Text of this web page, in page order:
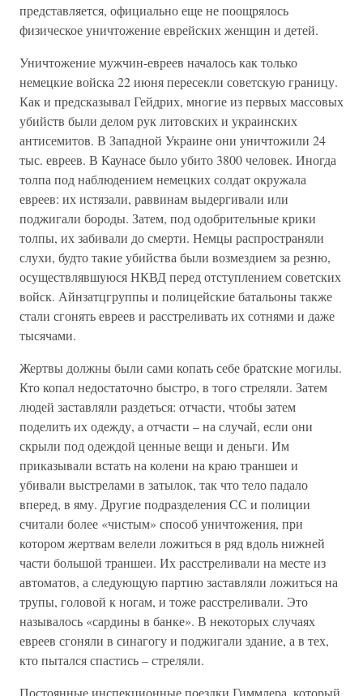
представляется, официально еще не поощрялось
физическое уничтожение еврейских женщин и детей.
Уничтожение мужчин-евреев началось как только
немецкие войска 22 июня пересекли советскую границу.
Как и предсказывал Гейдрих, многие из первых массовых
убийств были делом рук литовских и украинских
антисемитов. В Западной Украине они уничтожили 24
тыс. евреев. В Каунасе было убито 3800 человек. Иногда
толпа под наблюдением немецких солдат окружала
евреев: их истязали, раввинам выдергивали или
поджигали бороды. Затем, под одобрительные крики
толпы, их забивали до смерти. Немцы распространяли
слухи, будто такие убийства были возмездием за резню,
осуществлявшуюся НКВД перед отступлением советских
войск. Айнзатцгруппы и полицейские батальоны также
стали сгонять евреев и расстреливать их сотнями и даже
тысячами.
Жертвы должны были сами копать себе братские могилы.
Кто копал недостаточно быстро, в того стреляли. Затем
людей заставляли раздеться: отчасти, чтобы затем
поделить их одежду, а отчасти – на случай, если они
скрыли под одеждой ценные вещи и деньги. Им
приказывали встать на колени на краю траншеи и
убивали выстрелами в затылок, так что тело падало
вперед, в яму. Другие подразделения СС и полиции
считали более «чистым» способ уничтожения, при
котором жертвам велели ложиться в ряд вдоль нижней
части большой траншеи. Их расстреливали на месте из
автоматов, а следующую партию заставляли ложиться на
трупы, головой к ногам, и тоже расстреливали. Это
называлось «сардины в банке». В некоторых случаях
евреев сгоняли в синагогу и поджигали здание, а в тех,
кто пытался спастись – стреляли.
Постоянные инспекционные поездки Гиммлера, который